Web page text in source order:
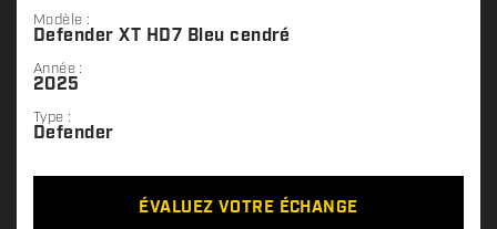
Modèle :
Defender XT HD7 Bleu cendré
Année :
2025
Type :
Defender
ÉVALUEZ VOTRE ÉCHANGE